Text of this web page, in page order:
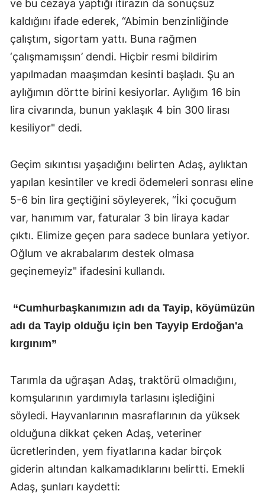
ve bu cezaya yaptığı itirazın da sonuçsuz
kaldığını ifade ederek, “Abimin benzinliğinde
çalıştım, sigortam yattı. Buna rağmen
‘çalışmamışsın’ dendi. Hiçbir resmi bildirim
yapılmadan maaşımdan kesinti başladı. Şu an
aylığımın dörtte birini kesiyorlar. Aylığım 16 bin
lira civarında, bunun yaklaşık 4 bin 300 lirası
kesiliyor" dedi.
Geçim sıkıntısı yaşadığını belirten Adaş, aylıktan
yapılan kesintiler ve kredi ödemeleri sonrası eline
5-6 bin lira geçtiğini söyleyerek, “İki çocuğum
var, hanımım var, faturalar 3 bin liraya kadar
çıktı. Elimize geçen para sadece bunlara yetiyor.
Oğlum ve akrabalarım destek olmasa
geçinemeyiz" ifadesini kullandı.
“Cumhurbaşkanımızın adı da Tayip, köyümüzün
adı da Tayip olduğu için ben Tayyip Erdoğan'a
kırgınım”
Tarımla da uğraşan Adaş, traktörü olmadığını,
komşularının yardımıyla tarlasını işlediğini
söyledi. Hayvanlarının masraflarının da yüksek
olduğuna dikkat çeken Adaş, veteriner
ücretlerinden, yem fiyatlarına kadar birçok
giderin altından kalkamadıklarını belirtti. Emekli
Adaş, şunları kaydetti: